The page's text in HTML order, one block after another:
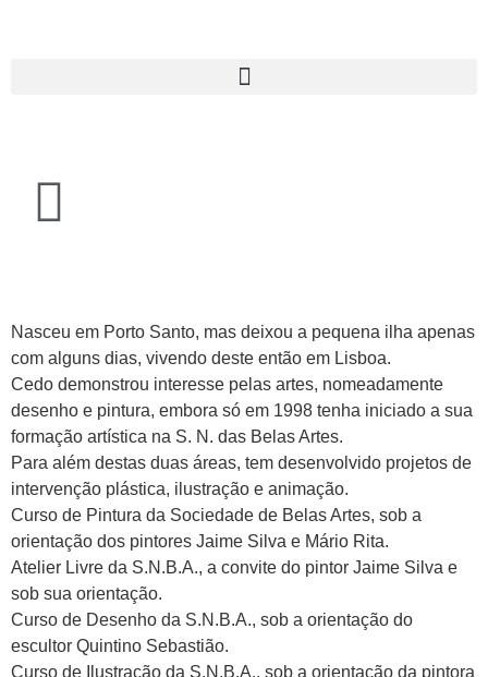
Nasceu em Porto Santo, mas deixou a pequena ilha apenas
com alguns dias, vivendo deste então em Lisboa.
Cedo demonstrou interesse pelas artes, nomeadamente
desenho e pintura, embora só em 1998 tenha iniciado a sua
formação artística na S. N. das Belas Artes.
Para além destas duas áreas, tem desenvolvido projetos de
intervenção plástica, ilustração e animação.
Curso de Pintura da Sociedade de Belas Artes, sob a
orientação dos pintores Jaime Silva e Mário Rita.
Atelier Livre da S.N.B.A., a convite do pintor Jaime Silva e
sob sua orientação.
Curso de Desenho da S.N.B.A., sob a orientação do
escultor Quintino Sebastião.
Curso de Ilustração da S.N.B.A., sob a orientação da pintora